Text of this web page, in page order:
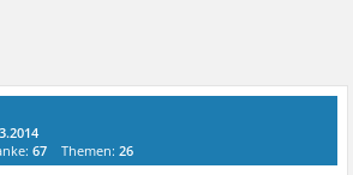
67 Themen:26